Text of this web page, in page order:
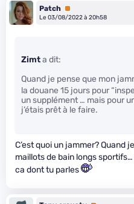
Patch Premium
Le 03/08/2022 à 20h58
Zimta dit:
Quand je pense que mon
la douane 15 jours pour
un supplément … mais pour
j’étais prêt à le faire.
C’est quoi un jammer? Quand
maillots de bain longs
ca dont tu parles